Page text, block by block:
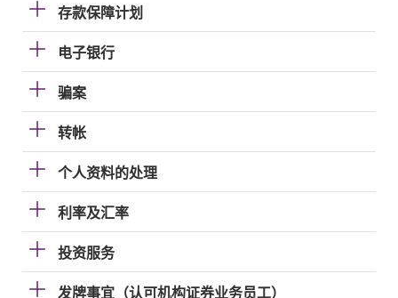
存款保障计划
电子银行
骗案
转帐
个人资料的处理
利率及汇率
投资服务
发牌事宜（认可机构证券业务员工）